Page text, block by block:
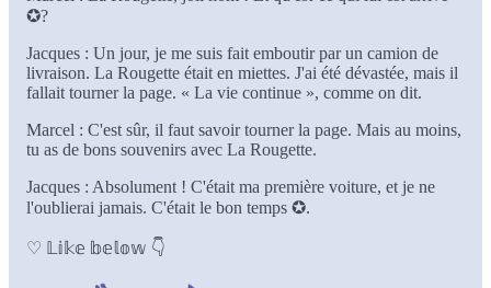
✪?
Jacques : Un jour, je me suis fait emboutir par un camion de
livraison. La Rougette était en miettes. J'ai été dévastée, mais il
fallait tourner la page. « La vie continue », comme on dit.
Marcel : C'est sûr, il faut savoir tourner la page. Mais au moins,
tu as de bons souvenirs avec La Rougette.
Jacques : Absolument ! C'était ma première voiture, et je ne
l'oublierai jamais. C'était le bon temps ✪.
♡ 𝕃𝕚𝕜𝕖 𝕓𝕖𝕝𝕠𝕨 👇